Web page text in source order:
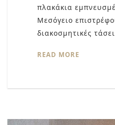
πλακάκια
Μεσόγειο
διακοσμητικές
READ MORE